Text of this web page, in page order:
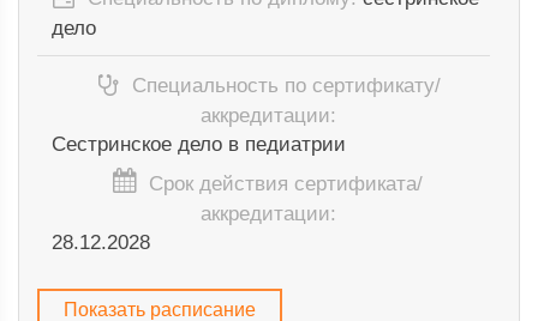
дело
Специальность по сертификату/
аккредитации:
Сестринское дело в педиатрии
Срок действия сертификата/
аккредитации:
28.12.2028
Показать расписание